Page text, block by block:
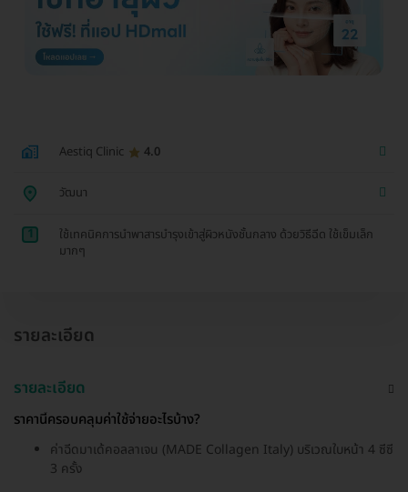
Aestiq Clinic 4.0
วัฒนา
1
ใช้เทคนิคการนำพาสารบำรุงเข้าสู่ผิวหนังชั้นกลาง ด้วยวิธีฉีด ใช้เข็มเล็ก
มากๆ
รายละเอียด
รายละเอียด
ราคานี้ครอบคลุมค่าใช้จ่ายอะไรบ้าง?
ค่าฉีดมาเด้คอลลาเจน (MADE Collagen Italy) บริเวณใบหน้า 4 ซีซี
3 ครั้ง